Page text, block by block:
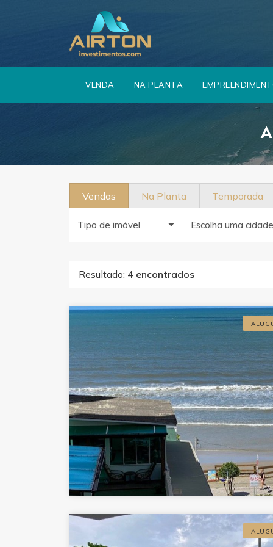
VENDA NA PLANTA
Vendas Na Planta Temporada
Tipo de imóvel Escolha uma cidade
Resultado: 4 encontrados